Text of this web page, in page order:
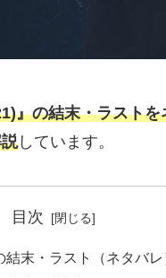
』の結末・ラスト
しています。
目次
末・ラスト（ネタバレ